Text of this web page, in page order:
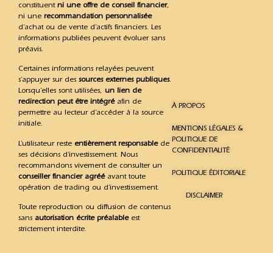
constituent ni une offre de conseil financier,
ni une recommandation personnalisée
d’achat ou de vente d’actifs financiers. Les
informations publiées peuvent évoluer sans
préavis.
Certaines informations relayées peuvent
s’appuyer sur des sources externes publiques.
Lorsqu’elles sont utilisées, un lien de
redirection peut être intégréafin de
permettre au lecteur d’accéder à la source
initiale.
L’utilisateur reste entièrement responsablede
ses décisions d’investissement. Nous
recommandons vivement de consulter un
conseiller financier agrééavant toute
opération de trading ou d’investissement.
Toute reproduction ou diffusion de contenus
sans autorisation écrite préalableest
strictement interdite.
À PROPOS
MENTIONS LÉGALES &
POLITIQUE DE
CONFIDENTIALITÉ
POLITIQUE ÉDITORIALE
DISCLAIMER